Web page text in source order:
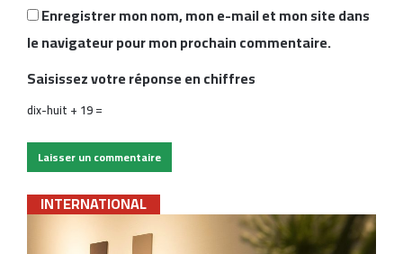
Enregistrer mon nom, mon e-mail et mon site dans
le navigateur pour mon prochain commentaire.
Saisissez votre réponse en chiffres
dix-huit + 19 =
INTERNATIONAL